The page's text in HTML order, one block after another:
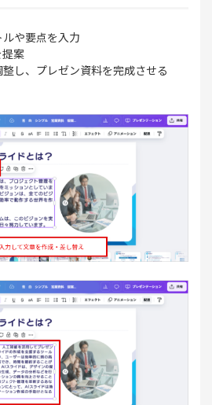
や要点を入力
案
し、プレゼン資料を完成させる